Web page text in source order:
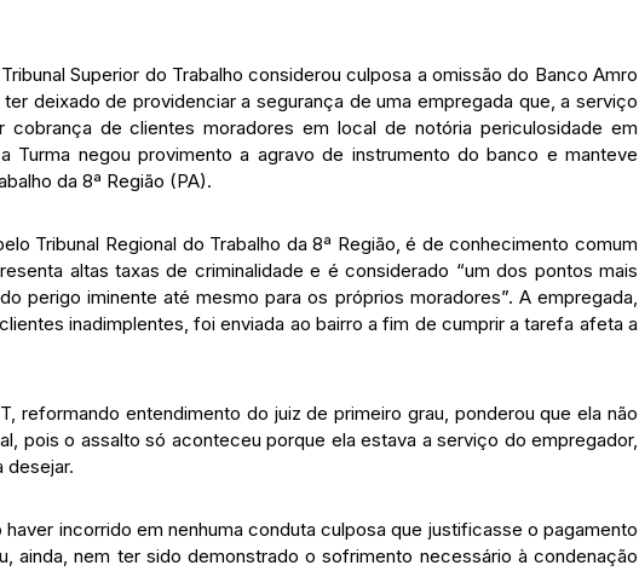
Superior do Trabalho considerou culposa a omissão do Banco Amro
ter deixado de providenciar a segurança de uma empregada que, a serviço
cobrança de clientes moradores em local de notória periculosidade em
Turma negou provimento a agravo de instrumento do banco e manteve
da 8ª Região (PA).
Tribunal Regional do Trabalho da 8ª Região, é de conhecimento comum
altas taxas de criminalidade e é considerado “um dos pontos mais
perigo iminente até mesmo para os próprios moradores”. A empregada,
inadimplentes, foi enviada ao bairro a fim de cumprir a tarefa afeta a
reformando entendimento do juiz de primeiro grau, ponderou que ela não
pois o assalto só aconteceu porque ela estava a serviço do empregador,
desejar.
incorrido em nenhuma conduta culposa que justificasse o pagamento
ainda, nem ter sido demonstrado o sofrimento necessário à condenação